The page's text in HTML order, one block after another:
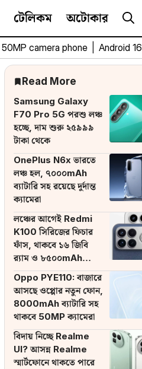
টেলিকম অটোকার
50MP camera phone Android 16
Read More
Samsung Galaxy
F70 Pro 5G পরশু লঞ্চ
হচ্ছে, দাম শুরু ২৫৯৯৯
টাকা থেকে
OnePlus N6x ভারতে
লঞ্চ হল, ৭০০০mAh
ব্যাটারি সহ রয়েছে দুর্দান্ত
ক্যামেরা
লঞ্চের আগেই Redmi
K100 সিরিজের ফিচার
ফাঁস, থাকবে ১৬ জিবি
র‌্যাম ও ৮৫০০mAh
ব্যাটারি
Oppo PYE110: বাজারে
আসছে ওপ্পোর নতুন ফোন,
8000mAh ব্যাটারি সহ
থাকবে 50MP ক্যামেরা
বিদায় নিচ্ছে Realme
UI? আসন্ন Realme
স্মার্টফোনে থাকতে পারে